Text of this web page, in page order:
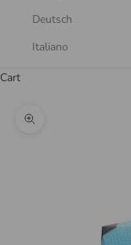
Deutsch
Italiano
Cart
Zoom picture